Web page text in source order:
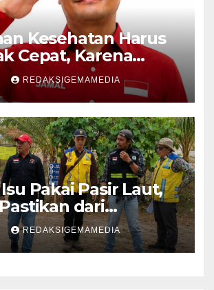
Kesehatan Harus
Cepat, Karena
Bisa Menunggu
REDAKSIGEMAMEDIA
Pakai Pasir Laut,
dari
Resmi
REDAKSIGEMAMEDIA